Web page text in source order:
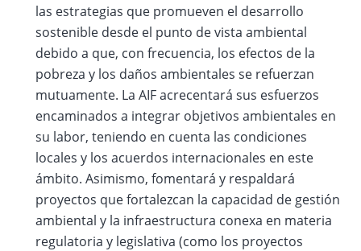
las estrategias que promueven el desarrollo
sostenible desde el punto de vista ambiental
debido a que, con frecuencia, los efectos de la
pobreza y los daños ambientales se refuerzan
mutuamente. La AIF acrecentará sus esfuerzos
encaminados a integrar objetivos ambientales en
su labor, teniendo en cuenta las condiciones
locales y los acuerdos internacionales en este
ámbito. Asimismo, fomentará y respaldará
proyectos que fortalezcan la capacidad de gestión
ambiental y la infraestructura conexa en materia
regulatoria y legislativa (como los proyectos